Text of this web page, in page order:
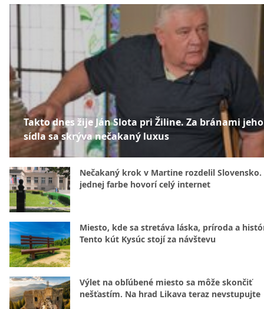
Takto dnes žije Ján Slota pri Žiline. Za bránami jeho
sídla sa skrýva nečakaný luxus
Nečakaný krok v Martine rozdelil Slovensko.
jednej farbe hovorí celý internet
Miesto, kde sa stretáva láska, príroda a
Tento kút Kysúc stojí za návštevu
Výlet na obľúbené miesto sa môže skončiť
nešťastím. Na hrad Likava teraz nevstupujte